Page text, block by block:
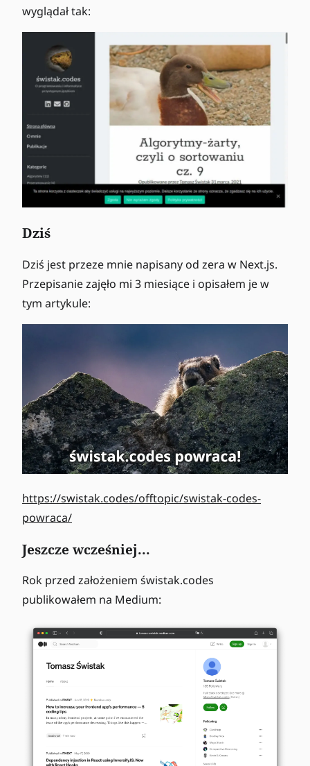
wyglądał tak:
Dziś
Dziś jest przeze mnie napisany od zera w Next.js.
Przepisanie zajęło mi 3 miesiące i opisałem je w
tym artykule:
https://swistak.codes/offtopic/swistak-codes-
powraca/
Jeszcze wcześniej...
Rok przed założeniem świstak.codes
publikowałem na Medium: